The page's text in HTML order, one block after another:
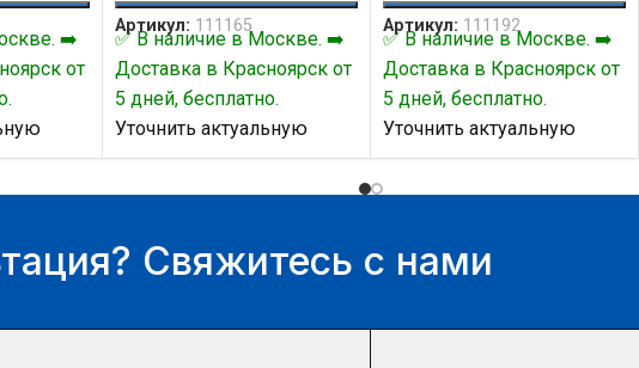
➡️
от
Вы
Артикул: 111165
✅ В наличие в Москве. ➡️
Доставка в Красноярск от
5 дней, бесплатно.
Уточнить актуальную
цену и наличие товара Вы
Артикул: 111192
✅ В наличие в Москве. ➡️
Доставка в Красноярск от
5 дней, бесплатно.
Уточнить актуальную
цену и наличие товара Вы
можете у нашего
Свяжитесь с нами